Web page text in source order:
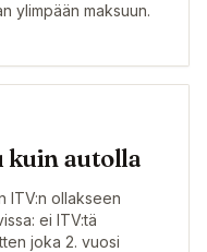
ylimpään maksuun.
kuin autolla
ITV:n ollakseen
ei ITV:tä
joka 2. vuosi